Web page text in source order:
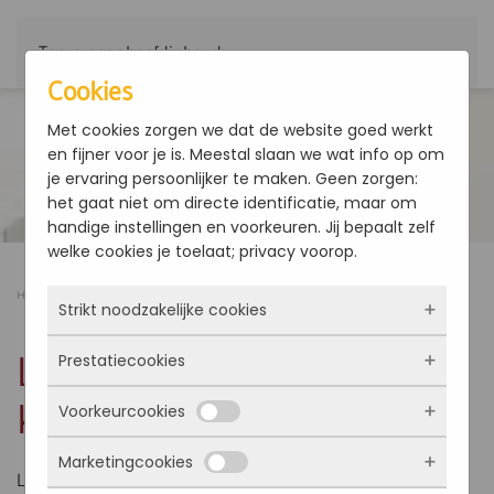
Terug naar hoofdinhoud
Home
LEP-M: modus
koelmachine + SWW
LEP-M: modus koelmachine + SWW
Cookies
Met cookies zorgen we dat de website goed werkt
en fijner voor je is. Meestal slaan we wat info op om
je ervaring persoonlijker te maken. Geen zorgen:
het gaat niet om directe identificatie, maar om
handige instellingen en voorkeuren. Jij bepaalt zelf
welke cookies je toelaat; privacy voorop.
Strikt noodzakelijke cookies
Deze cookies zorgen ervoor dat de website
überhaupt werkt. Ze zijn dus altijd actief en
kunnen niet worden uitgezet. Meestal worden
ze alleen geplaatst als jij iets doet, zoals
inloggen, een formulier invullen of je
Prestatiecookies
Met deze cookies zien we hoe vaak onze site
bezocht wordt, waar bezoekers vandaan
komen en welke pagina’s populair zijn. Zo
Voorkeurcookies
Deze cookies onthouden jouw voorkeuren.
Marketingcookies